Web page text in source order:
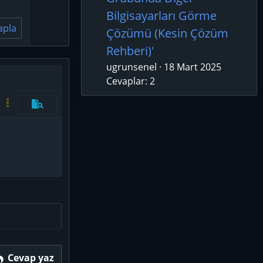
seçenek…
aç/kapat
Daha fazla seçenek…
Önizleme
Cevap yaz
Bilgisayarları Görme
Çözümü (Kesin Çözüm
Rehberi)'
ugrunsenel
18 Mart 2025
Cevaplar: 2